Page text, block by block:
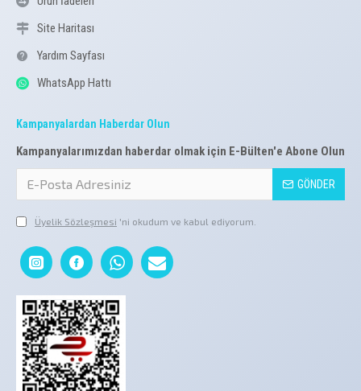
Site Haritası
Yardım Sayfası
WhatsApp Hattı
Kampanyalardan Haberdar Olun
Kampanyalarımızdan haberdar olmak için E-Bülten'e Abone Olun
GÖNDER
Üyelik Sözleşmesi 'ni okudum ve kabul ediyorum.